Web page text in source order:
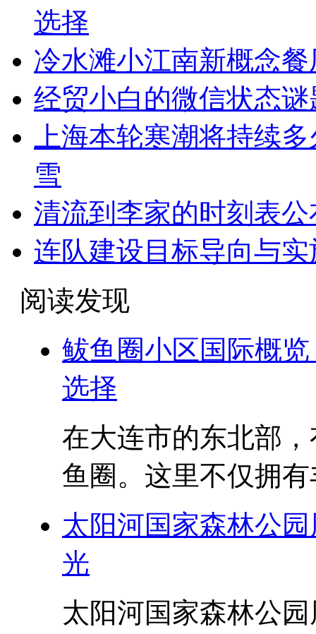
选择
冷水滩小江南新概念
经贸小白的微信状态
上海本轮寒潮将持续
雪
清流到李家的时刻表公
连队建设目标导向与
阅读发现
鲅鱼圈小区国际概
选择
在大连市的东北部
鱼圈。这里不仅拥
太阳河国家森林公
光
太阳河国家森林公